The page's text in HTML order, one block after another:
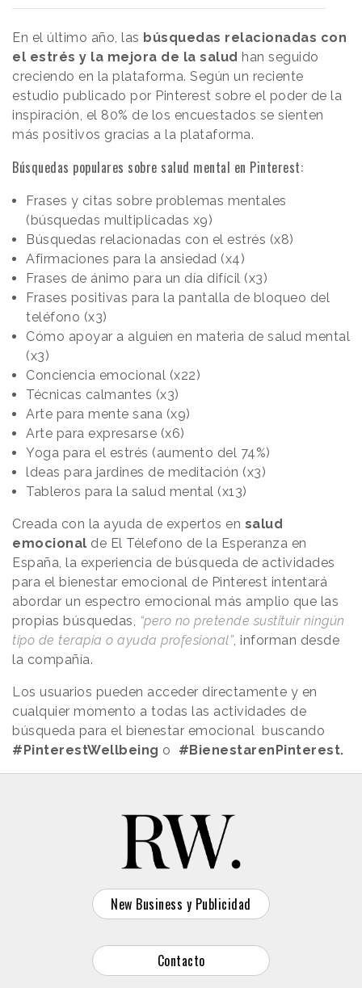
En el último año, las búsquedas relacionadas con
el estrés y la mejora de la salud han seguido
creciendo en la plataforma. Según un reciente
estudio publicado por Pinterest sobre el poder de la
inspiración, el 80% de los encuestados se sienten
más positivos gracias a la plataforma.
Búsquedas populares sobre salud mental en Pinterest:
Frases y citas sobre problemas mentales
(búsquedas multiplicadas x9)
Búsquedas relacionadas con el estrés (x8)
Afirmaciones para la ansiedad (x4)
Frases de ánimo para un día difícil (x3)
Frases positivas para la pantalla de bloqueo del
teléfono (x3)
Cómo apoyar a alguien en materia de salud mental
(x3)
Conciencia emocional (x22)
Técnicas calmantes (x3)
Arte para mente sana (x9)
Arte para expresarse (x6)
Yoga para el estrés (aumento del 74%)
ldeas para jardines de meditación (x3)
Tableros para la salud mental (x13)
Creada con la ayuda de expertos en salud
emocional de El Télefono de la Esperanza en
España, la experiencia de búsqueda de actividades
para el bienestar emocional de Pinterest intentará
abordar un espectro emocional más amplio que las
propias búsquedas, “pero no pretende sustituir ningún
tipo de terapia o ayuda profesional”, informan desde
la compañía.
Los usuarios pueden acceder directamente y en
cualquier momento a todas las actividades de
búsqueda para el bienestar emocional buscando
#PinterestWellbeing o #BienestarenPinterest.
New Business y Publicidad
Contacto